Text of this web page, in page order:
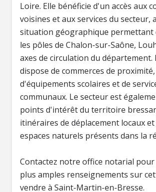
Loire. Elle bénéficie d'un accès aux
voisines et aux services du secteur,
situation géographique permettant
les pôles de Chalon-sur-Saône,
axes de circulation du département.
dispose de commerces de proximité,
d'équipements scolaires et de
communaux. Le secteur est
points d'intérêt du territoire
itinéraires de déplacement locaux et
espaces naturels présents dans la
Contactez notre office notarial
plus amples renseignements sur
vendre à Saint-Martin-en-Bresse.